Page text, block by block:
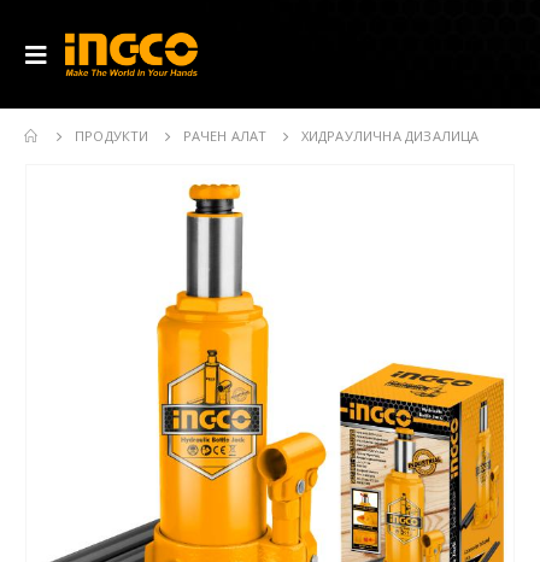
ПРОДУКТИ РАЧЕН АЛАТ ХИДРАУЛИЧНА ДИЗАЛИЦА